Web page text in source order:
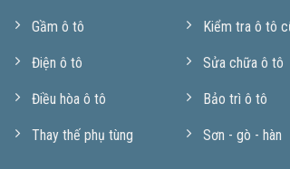
Gầm ô tô
Điện ô tô
Điều hòa ô tô
Thay thế phụ tùng
Kiểm tra ô tô
Sửa chữa ô tô
Bảo trì ô tô
Sơn - gò - hàn